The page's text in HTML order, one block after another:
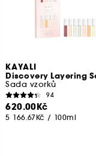
KAYALI
Discovery Layering
Sada vzorků
94
620.00Kč
5 166.67Kč / 100ml